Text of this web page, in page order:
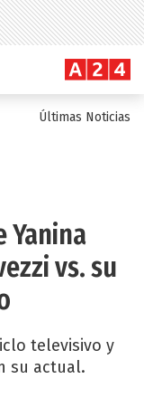
Últimas Noticias
Yanina
vs. su
televisivo y
su actual.